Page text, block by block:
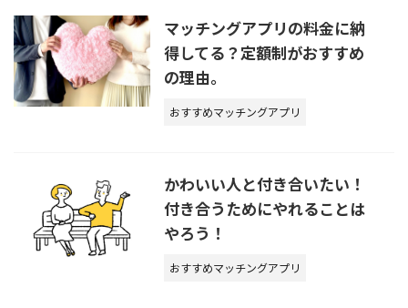
マッチングアプリの料金に納
得してる？定額制がおすすめ
の理由。
おすすめマッチングアプリ
かわいい人と付き合いたい！
付き合うためにやれることは
やろう！
おすすめマッチングアプリ